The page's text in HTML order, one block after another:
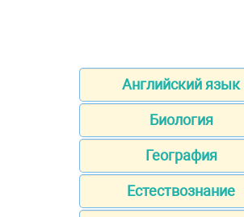
Английский язык
Биология
География
Естествознание